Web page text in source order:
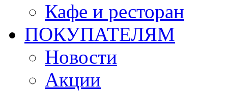
Кафе и ресторан
ПОКУПАТЕЛЯМ
Новости
Акции